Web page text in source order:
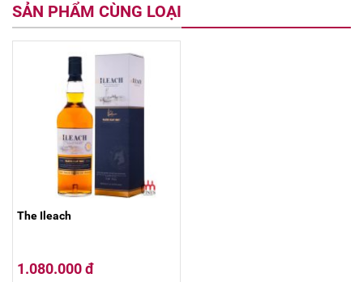
SẢN PHẨM CÙNG LOẠI
The Ileach
1.080.000 đ